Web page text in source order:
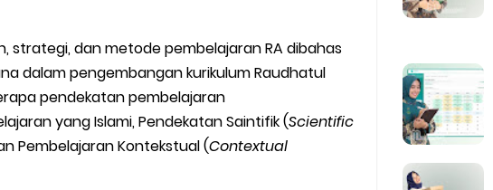
strategi, dan metode pembelajaran RA dibahas
dalam pengembangan kurikulum Raudhatul
pendekatan pembelajaran
yang Islami, Pendekatan Saintifik (Scientific
Pembelajaran Kontekstual (Contextual